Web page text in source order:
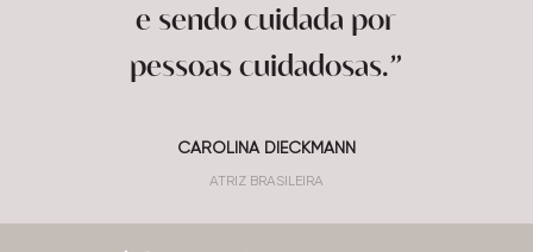
e sendo cuidada por
pessoas cuidadosas.”
CAROLINA DIECKMANN
ATRIZ BRASILEIRA